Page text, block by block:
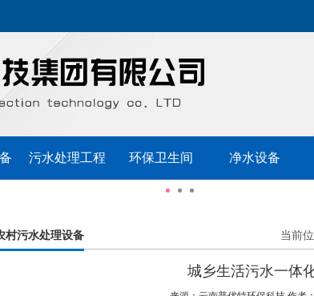
污水处理工程 环保卫生间 净水设备
村污水处理设备 当前位
城乡生活污水一体